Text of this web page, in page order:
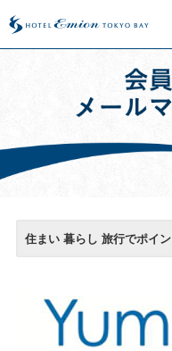
住まい 暮らし 旅行でポイ